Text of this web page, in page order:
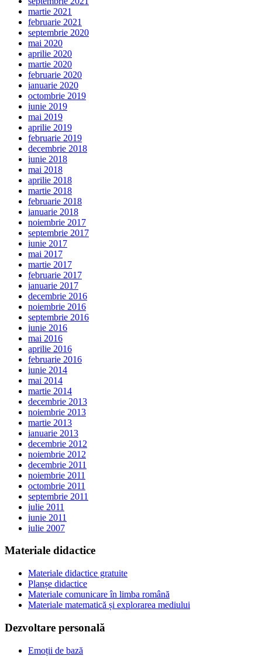
martie 2021
februarie 2021
septembrie 2020
mai 2020
aprilie 2020
martie 2020
februarie 2020
ianuarie 2020
octombrie 2019
iunie 2019
mai 2019
aprilie 2019
februarie 2019
decembrie 2018
iunie 2018
mai 2018
aprilie 2018
martie 2018
februarie 2018
ianuarie 2018
noiembrie 2017
septembrie 2017
iunie 2017
mai 2017
martie 2017
februarie 2017
ianuarie 2017
decembrie 2016
noiembrie 2016
septembrie 2016
iunie 2016
mai 2016
aprilie 2016
februarie 2016
iunie 2014
mai 2014
martie 2014
decembrie 2013
noiembrie 2013
martie 2013
ianuarie 2013
decembrie 2012
noiembrie 2012
decembrie 2011
noiembrie 2011
octombrie 2011
septembrie 2011
iulie 2011
iunie 2011
iulie 2007
Materiale didactice
Materiale didactice gratuite
Planșe didactice
Materiale comunicare în limba română
Materiale matematică și explorarea mediului
Dezvoltare personală
Emoții de bază